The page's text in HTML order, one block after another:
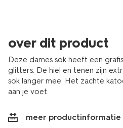
over dit product
Deze dames sok heeft een
glitters. De hiel en tenen zijn
sok langer mee. Het zachte
aan je voet.
meer productinformatie